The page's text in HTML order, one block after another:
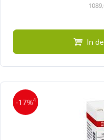
In
-17%4